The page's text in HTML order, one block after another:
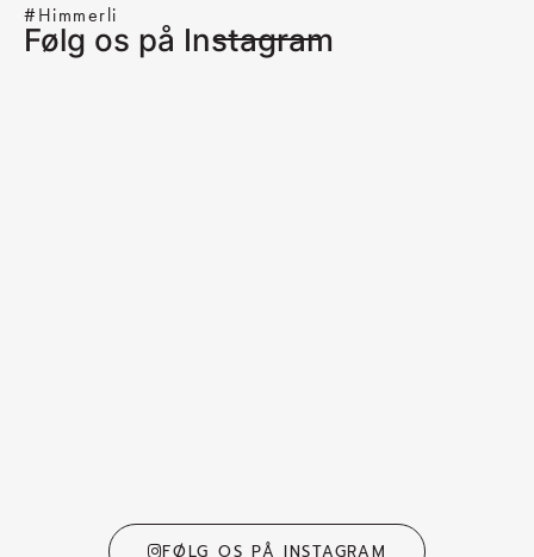
#Himmerli
Følg os på Instagram
FØLG OS PÅ INSTAGRAM